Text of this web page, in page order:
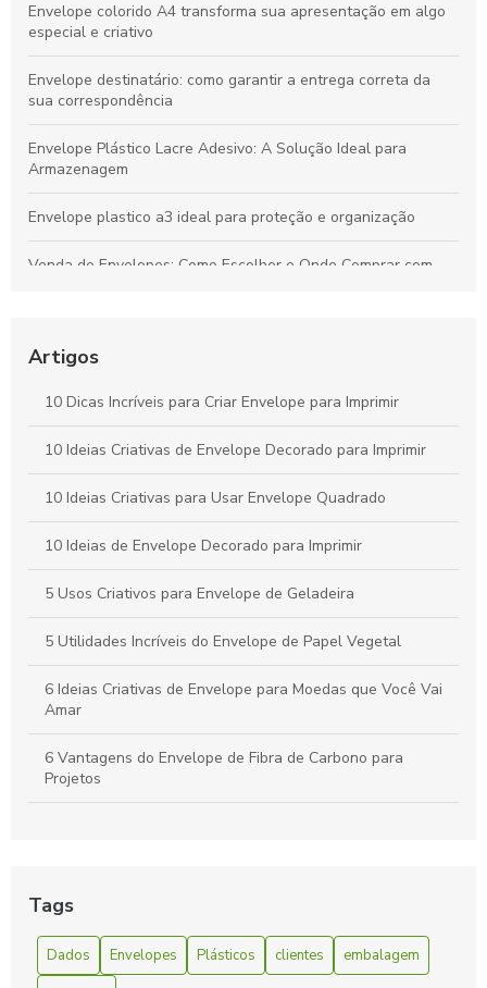
Envelope colorido A4 transforma sua apresentação em algo
especial e criativo
Envelope destinatário: como garantir a entrega correta da
sua correspondência
Envelope Plástico Lacre Adesivo: A Solução Ideal para
Armazenagem
Envelope plastico a3 ideal para proteção e organização
Venda de Envelopes: Como Escolher e Onde Comprar com
e organização
Envelope remetente é essencial para garantir a entrega
correta. Descubra como escolher o ideal para suas
correspondências.
Envelope A4 branco é a escolha ideal para suas
necessidades de apresentação e organização. Descubra suas
Artigos
10 Dicas Incríveis para Criar Envelope para Imprimir
10 Ideias Criativas de Envelope Decorado para Imprimir
10 Ideias Criativas para Usar Envelope Quadrado
10 Ideias de Envelope Decorado para Imprimir
5 Usos Criativos para Envelope de Geladeira
5 Utilidades Incríveis do Envelope de Papel Vegetal
6 Ideias Criativas de Envelope para Moedas que Você Vai
Amar
6 Vantagens do Envelope de Fibra de Carbono para
Projetos
Solucionando Suas Necessidades de Envio Rápido
Benefícios do Envelope Zip Lock
Tags
Dados Envelopes Plásticos clientes
embalagem